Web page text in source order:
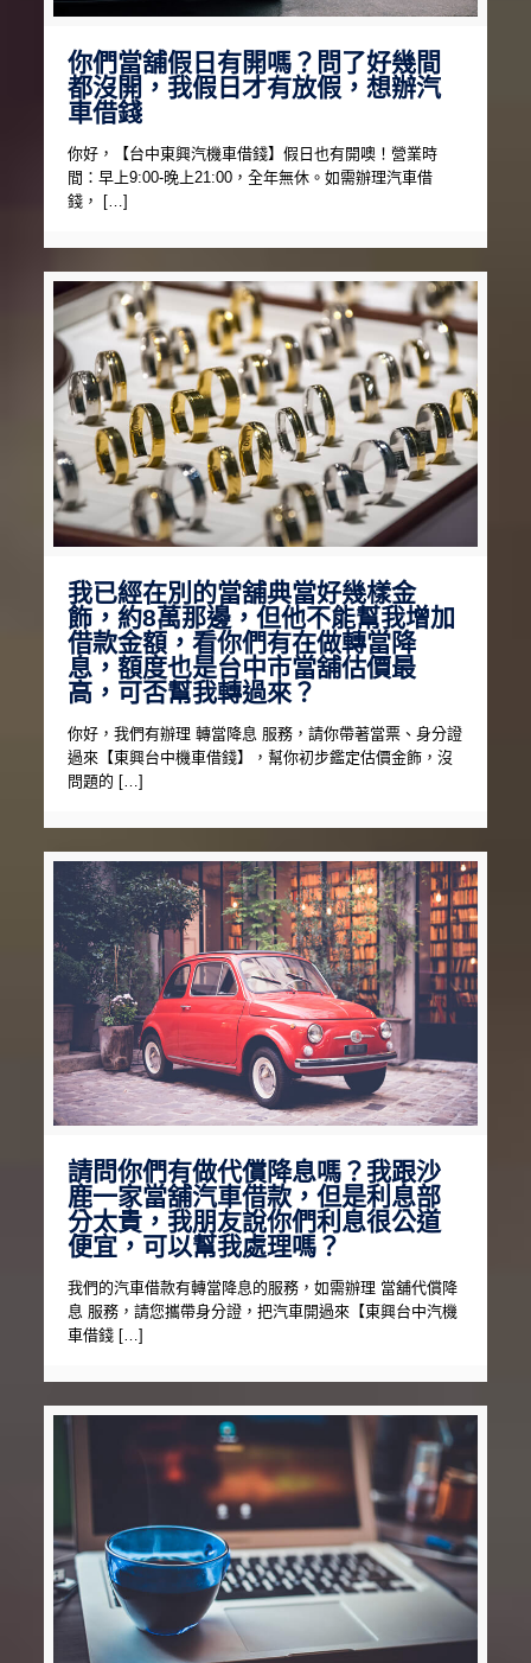
你們當舖假日有開嗎？問了好幾間
都沒開，我假日才有放假，想辦汽
車借錢
你好，【台中東興汽機車借錢】假日也有開噢！營業時
間：早上9:00-晚上21:00，全年無休。如需辦理汽車借
錢， […]
我已經在別的當舖典當好幾樣金
飾，約8萬那邊，但他不能幫我增加
借款金額，看你們有在做轉當降
息，額度也是台中市當舖估價最
高，可否幫我轉過來？
你好，我們有辦理 轉當降息 服務，請你帶著當票、身分證
過來【東興台中機車借錢】，幫你初步鑑定估價金飾，沒
問題的 […]
請問你們有做代償降息嗎？我跟沙
鹿一家當舖汽車借款，但是利息部
分太貴，我朋友說你們利息很公道
便宜，可以幫我處理嗎？
我們的汽車借款有轉當降息的服務，如需辦理 當舖代償降
息 服務，請您攜帶身分證，把汽車開過來【東興台中汽機
車借錢 […]